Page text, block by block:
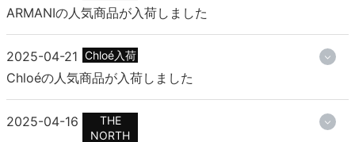
ARMANIの人気商品が入荷しました
2025-04-21 Chloé入荷
Chloéの人気商品が入荷しました
2025-04-16
THE
NORTH